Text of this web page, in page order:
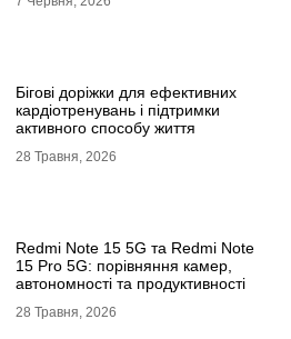
Бігові доріжки для ефективних
кардіотренувань і підтримки
активного способу життя
28 Травня, 2026
Redmi Note 15 5G та Redmi Note
15 Pro 5G: порівняння камер,
автономності та продуктивності
28 Травня, 2026